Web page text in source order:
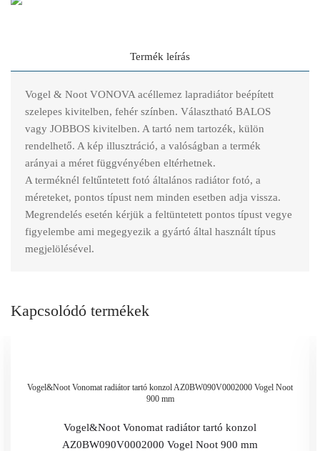
Termék leírás
Vogel & Noot VONOVA acéllemez lapradiátor beépített
szelepes kivitelben, fehér színben. Választható BALOS
vagy JOBBOS kivitelben. A tartó nem tartozék, külön
rendelhető. A kép illusztráció, a valóságban a termék
arányai a méret függvényében eltérhetnek.
A terméknél feltűntetett fotó általános radiátor fotó, a
méreteket, pontos típust nem minden esetben adja vissza.
Megrendelés esetén kérjük a feltüntetett pontos típust vegye
figyelembe ami megegyezik a gyártó által használt típus
megjelölésével.
Kapcsolódó termékek
Vogel&Noot Vonomat radiátor tartó konzol AZ0BW090V0002000 Vogel Noot
900 mm
Vogel&Noot Vonomat radiátor tartó konzol
AZ0BW090V0002000 Vogel Noot 900 mm